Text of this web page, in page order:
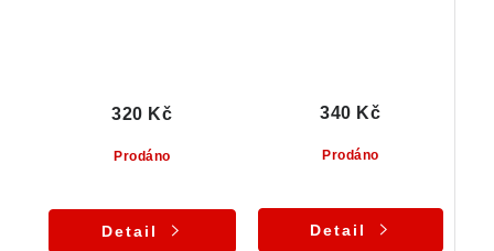
Prodáno
320 Kč
Detail
Prodáno
340 Kč
Detail